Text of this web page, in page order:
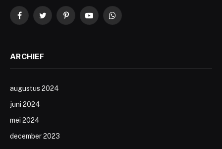
FacebookTwitterPinterestYouTubeWhatsApp
ARCHIEF
augustus 2024
juni 2024
mei 2024
december 2023